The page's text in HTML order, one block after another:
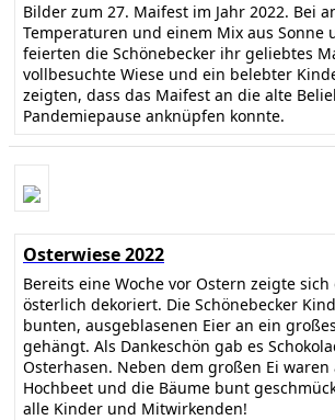
Bilder zum 27. Maifest im Jahr 2022. Bei
Temperaturen und einem Mix aus Sonne
feierten die Schönebecker ihr geliebtes
vollbesuchte Wiese und ein belebter
zeigten, dass das Maifest an die alte
Pandemiepause anknüpfen konnte.
Osterwiese 2022
Bereits eine Woche vor Ostern zeigte
österlich dekoriert. Die Schönebecker
bunten, ausgeblasenen Eier an ein
gehängt. Als Dankeschön gab es
Osterhasen. Neben dem großen Ei waren
Hochbeet und die Bäume bunt
alle Kinder und Mitwirkenden!